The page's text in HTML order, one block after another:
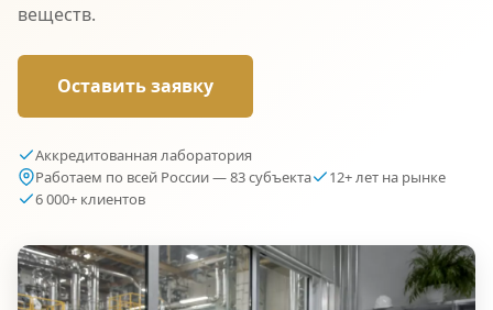
веществ.
Оставить заявку
Аккредитованная лаборатория
Работаем по всей России — 83 субъекта
12+ лет на рынке
6 000+ клиентов